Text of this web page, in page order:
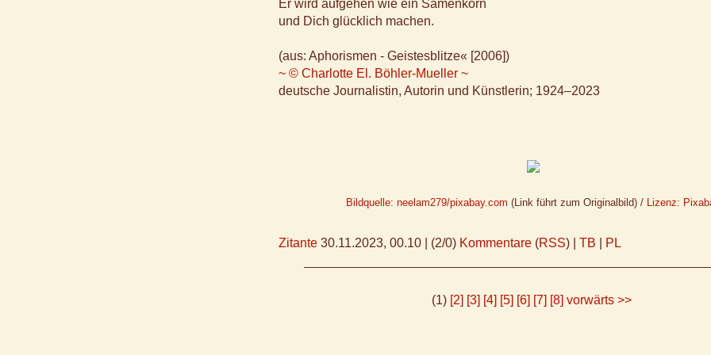
Er wird aufgehen wie ein Samenkorn
und Dich glücklich machen.
(aus: Aphorismen - Geistesblitze« [2006])
~ © Charlotte El. Böhler-Mueller ~
deutsche Journalistin, Autorin und Künstlerin; 1924–2023
Bildquelle: neelam279/pixabay.com (Link führt zum Originalbild) / Lizenz:
Zitante 30.11.2023, 00.10 (2/0) Kommentare (RSS) | TB PL
(1) [2] [3] [4] [5] [6] [7] [8] vorwärts >>